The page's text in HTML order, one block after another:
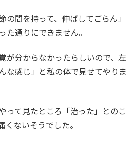
間を持って、伸ばしてごらん」
た通りにできません。
が分からなかったらしいので、左
な感じ」と私の体で見せてやりま
って見たところ「治った」とのこ
くないそうでした。